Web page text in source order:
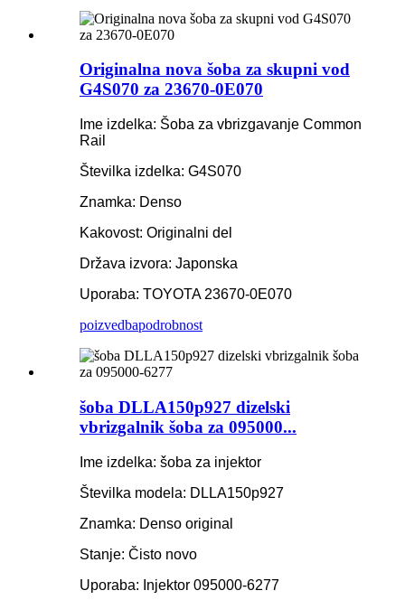
Originalna nova šoba za skupni vod
G4S070 za 23670-0E070
Ime izdelka: Šoba za vbrizgavanje Common
Rail
Številka izdelka: G4S070
Znamka: Denso
Kakovost: Originalni del
Država izvora: Japonska
Uporaba: TOYOTA 23670-0E070
poizvedbapodrobnost
šoba DLLA150p927 dizelski
vbrizgalnik šoba za 095000...
Ime izdelka: šoba za injektor
Številka modela: DLLA150p927
Znamka: Denso original
Stanje: Čisto novo
Uporaba: Injektor 095000-6277